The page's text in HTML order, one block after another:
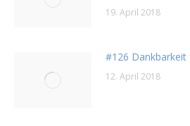
19. April 2018
#126 Dankbarkeit
12. April 2018